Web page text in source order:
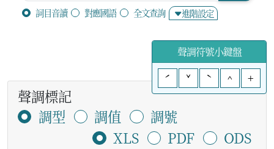
詞目音讀 對應國語 全文查詢 進階設定
聲調符號小鍵盤
ˊ
ˇ ˋ ^ +
聲調標記
調型
調值
調號
XLS
PDF
ODS